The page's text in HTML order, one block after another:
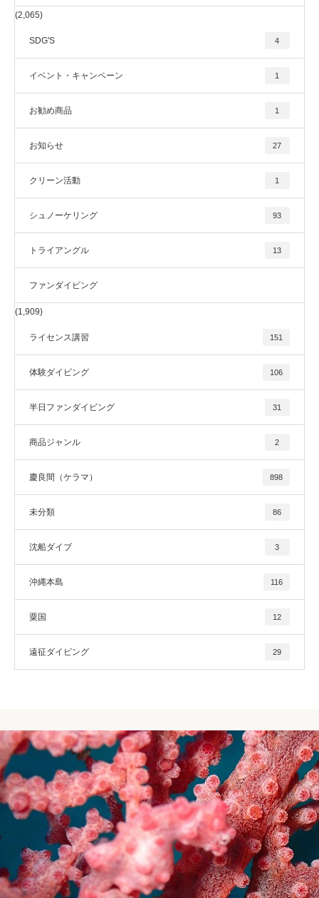
(2,065)
SDG'S 4
イベント・キャンペーン 1
お勧め商品 1
お知らせ 27
クリーン活動 1
シュノーケリング 93
トライアングル 13
ファンダイビング
(1,909)
ライセンス講習 151
体験ダイビング 106
半日ファンダイビング 31
商品ジャンル 2
慶良間（ケラマ） 898
未分類 86
沈船ダイブ 3
沖縄本島 116
粟国 12
遠征ダイビング 29